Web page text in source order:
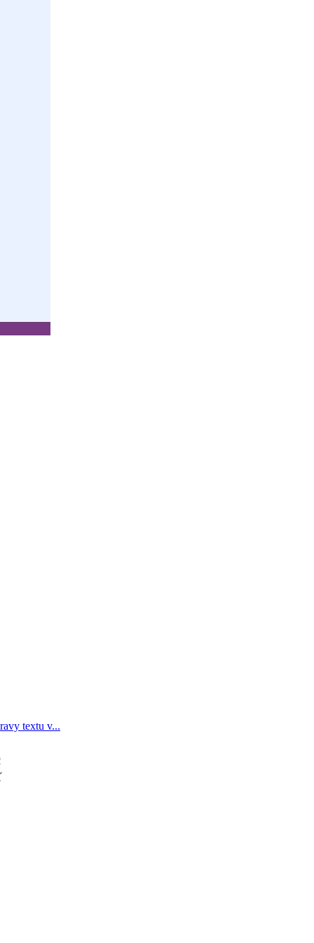
textu v...